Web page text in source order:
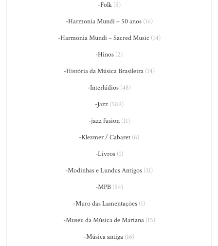
-Folk(5)
-Harmonia Mundi – 50 anos(16)
-Harmonia Mundi – Sacred Music (14)
-Hinos (2)
-História da Música Brasileira(14)
-Interlúdios(48)
-Jazz(589)
-jazz fusion(11)
-Klezmer / Cabaret (6)
-Livros(1)
-Modinhas e Lundus Antigos (31)
-MPB(54)
-Muro das Lamentações (1)
-Museu da Música de Mariana(15)
-Música antiga (16)